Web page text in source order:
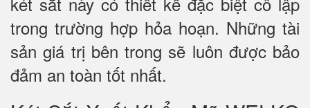
trong trường hợp hỏa hoạn. Những tài
sản giá trị bên trong sẽ luôn được bảo
đảm an toàn tốt nhất.